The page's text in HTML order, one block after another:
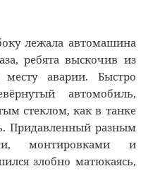
лежала автомашина
ребята выскочив из
аварии. Быстро
автомобиль,
стеклом, как в танке
Придавленный разным
монтировками и
злобно матюкаясь,